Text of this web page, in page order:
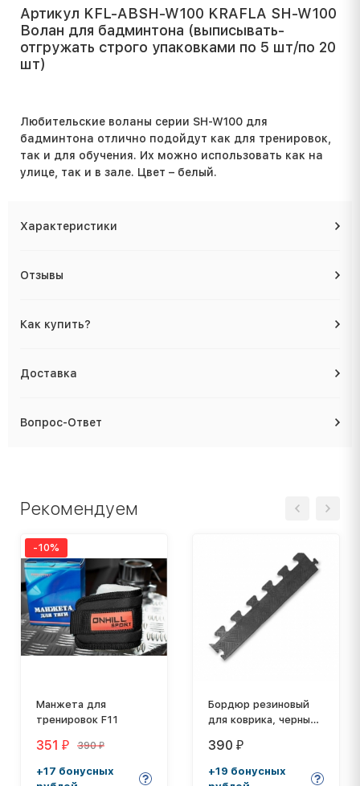
Артикул KFL-ABSH-W100 KRAFLA SH-W100
Волан для бадминтона (выписывать-
отгружать строго упаковками по 5 шт/по 20
шт)
Любительские воланы серии SH-W100 для
бадминтона отлично подойдут как для тренировок,
так и для обучения. Их можно использовать как на
улице, так и в зале. Цвет – белый.
Характеристики
Отзывы
Как купить?
Доставка
Вопрос-Ответ
Рекомендуем
-10%
Манжета для
тренировок F11
351 ₽ 390₽
+17 бонусных
Бордюр резиновый
для коврика, черный,
390 ₽
+19 бонусных